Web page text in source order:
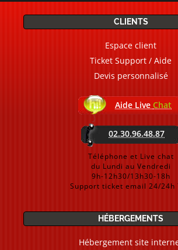
CLIENTS
Espace client
Ticket Support / Aide
Devis personnalisé
Aide Live Chat
02.30.96.48.87
Téléphone et Live chat
du Lundi au Vendredi
9h-12h30/13h30-18h
Support ticket email 24/24h
HÉBERGEMENTS
Hébergement site